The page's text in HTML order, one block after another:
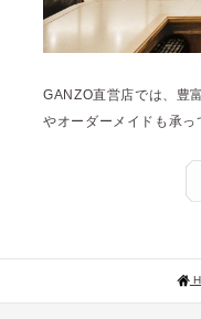
GANZO直営店では、豊
やオーダーメイドも承っ